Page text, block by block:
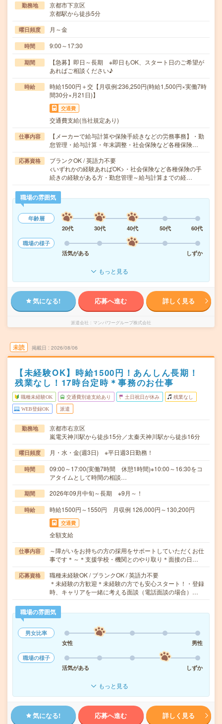
勤務地
京都市下京区
京都駅から徒歩5分
曜日頻度 月～金
時間 9:00～17:30
期間
【急募】即日～長期 ※即日もOK、スタート日のご希望が
あればご相談ください♪
時給
時給1500円＋交【月収例:236,250円(時給1,500円×実働7時
間30分×月21日)】
交通費
交通費支給(当社規定あり)
仕事内容
【メーカーで給与計算や保険手続きなどの労務事務】・勤
怠管理・給与計算・年末調整・社会保険など各種保険…
応募資格
ブランクOK / 英語力不要
<いずれかの経験あればOK>・社会保険など各種保険の手
続きの経験がある方・勤怠管理～給与計算までの経…
職場の雰囲気
年齢層
20代
30代 40代 50代
60代
職場の様子
活気がある
しずか
もっと見る
気になる! 応募へ進む 詳しく見る
派遣会社 マンパワーグループ株式会社
未読 掲載日 2026/08/06
【未経験OK】時給1500円！あんしん長期！
残業なし！17時台定時＊事務のお仕事
職種未経験OK 交通費別途支給あり 土日祝日が休み 残業なし
WEB登録OK 派遣
勤務地
京都市右京区
嵐電天神川駅から徒歩15分／太秦天神川駅から徒歩16分
曜日頻度 月・水・金(週3日) ※平日週3日勤務！
時間
09:00～17:00(実働7時間 休憩1時間)※10:00～16:30をコ
アタイムとして時間の相談…
期間 2026年09月中旬～長期 ※9月～！
時給 時給1500円～1550円 月収例 126,000円～130,200円
交通費
全額支給
仕事内容
～障がいをお持ちの方の採用をサポートしていただくお仕
事です＊～＊支援学校・機関とのやり取り＊面接の日…
応募資格
職種未経験OK / ブランクOK / 英語力不要
＊未経験の方歓迎＊未経験の方でも安心スタート！・登録
時、キャリアを一緒に考える面談（電話面談の場合）…
職場の雰囲気
男女比率
女性
男性
職場の様子
活気がある
しずか
もっと見る
気になる! 応募へ進む 詳しく見る